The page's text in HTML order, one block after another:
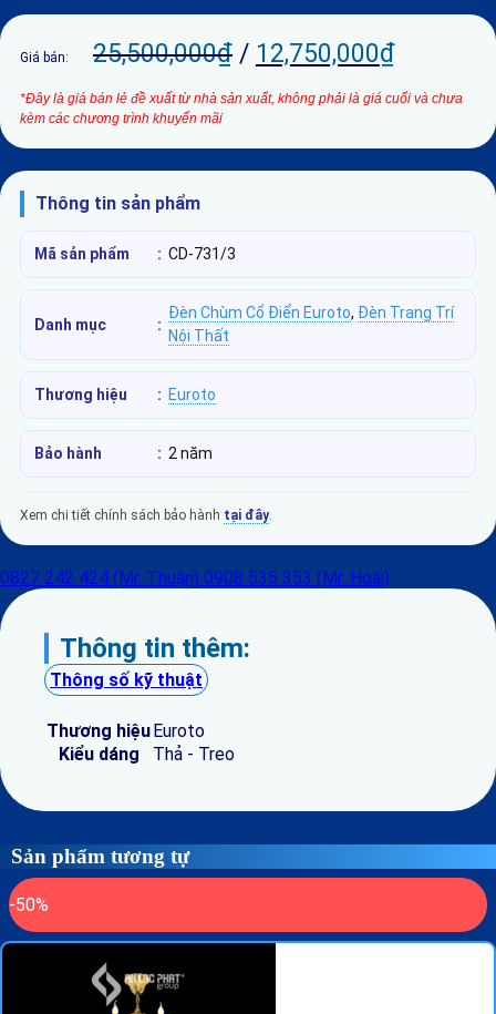
Giá bán: 25,500,000₫ / 12,750,000₫
*Đây là giá bán lẻ đề xuất từ nhà sản xuất, không phải là giá cuối và chưa
kèm các chương trình khuyến mãi
Thông tin sản phẩm
Mã sản phẩm : CD-731/3
Danh mục :
Đèn Chùm Cổ Điển Euroto, Đèn Trang Trí
Nội Thất
Thương hiệu : Euroto
Bảo hành : 2 năm
Xem chi tiết chính sách bảo hành tại đây.
0827 242 424 (Mr. Thuận) 0908 535 353 (Mr. Hoài)
Thông tin thêm:
Thông số kỹ thuật
Thương hiệuEuroto
Kiểu dáng
Thả - Treo
Sản phẩm tương tự
-50%